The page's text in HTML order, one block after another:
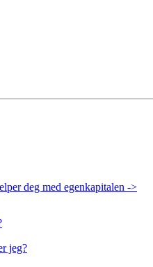
deg med egenkapitalen ->
jeg?